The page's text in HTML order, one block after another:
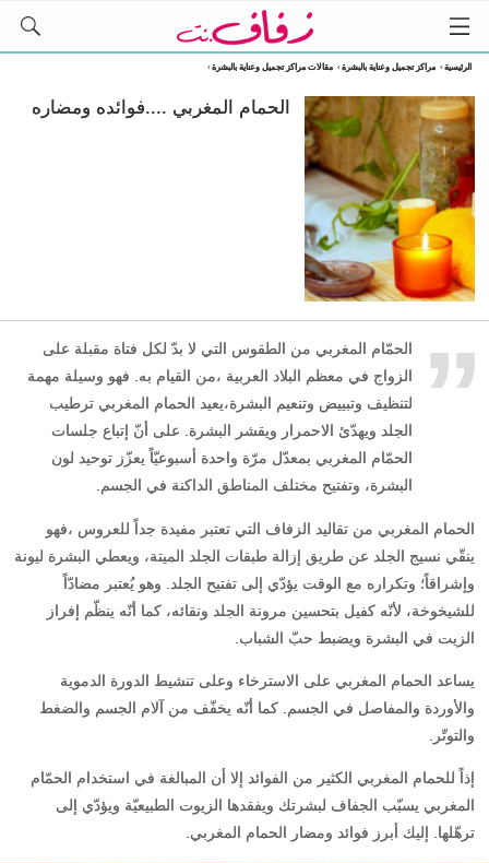
الرئيسية› مراكز تجميل وعناية بالبشرة› مقالات مراكز تجميل وعناية بالبشرة›
الحمام المغربي ....فوائده ومضاره
„ الحمّام المغربي من الطقوس التي لا بدّ لكل فتاة مقبلة على
الزواج في معظم البلاد العربية ،من القيام به. فهو وسيلة مهمة
لتنظيف وتبييض وتنعيم البشرة،يعيد الحمام المغربي ترطيب
الجلد ويهدّئ الاحمرار ويقشر البشرة. على أنّ إتباع جلسات
الحمّام المغربي بمعدّل مرّة واحدة أسبوعيّاً يعزّز توحيد لون
البشرة، وتفتيح مختلف المناطق الداكنة في الجسم.
الحمام المغربي من تقاليد الزفاف التي تعتبر مفيدة جداً للعروس ،فهو
ينقّي نسيج الجلد عن طريق إزالة طبقات الجلد الميتة، ويعطي البشرة ليونة
وإشراقاً؛ وتكراره مع الوقت يؤدّي إلى تفتيح الجلد. وهو يُعتبر مضادّاً
للشيخوخة، لأنّه كفيل بتحسين مرونة الجلد ونقائه، كما أنّه ينظّم إفراز
الزيت في البشرة ويضبط حبّ الشباب.
يساعد الحمام المغربي على الاسترخاء وعلى تنشيط الدورة الدموية
والأوردة والمفاصل في الجسم. كما أنّه يخفّف من آلام الجسم والضغط
والتوتّر.
إذاً للحمام المغربي الكثير من الفوائد إلا أن المبالغة في استخدام الحمّام
المغربي يسبّب الجفاف لبشرتك ويفقدها الزيوت الطبيعيّة ويؤدّي إلى
ترهّلها. إليك أبرز فوائد ومضار الحمام المغربي.